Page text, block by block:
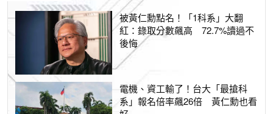
被黃仁勳點名！「1科系」大翻
紅：錄取分數飆高 72.7%讀過不
後悔
電機、資工輸了！台大「最搶科
系」報名倍率飆26倍 黃仁勳也看